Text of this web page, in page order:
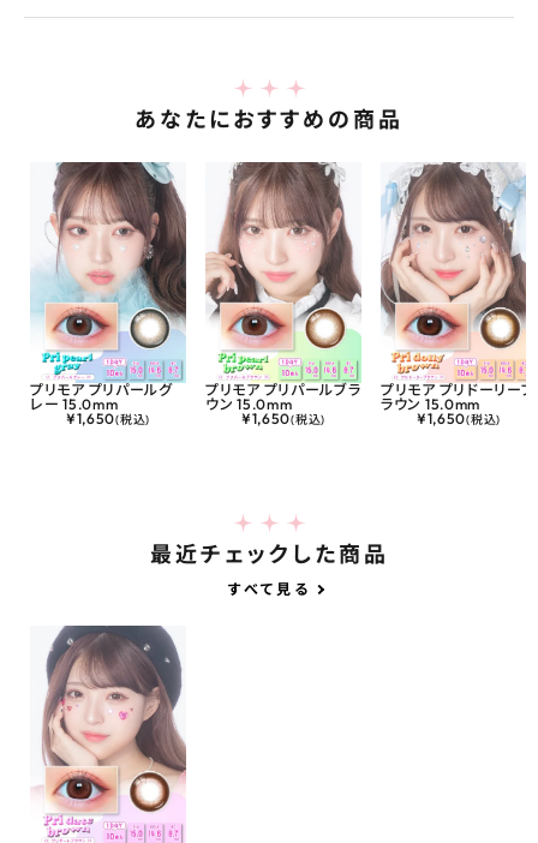
あなたにおすすめの商品
プリモア プリパールグ
レー 15.0mm
¥1,650(税込)
プリモア プリパールブラ
ウン 15.0mm
¥1,650(税込)
プリモア プリドーリーブ
ラウン 15.0mm
¥1,650(税込)
最近チェックした商品
すべて見る